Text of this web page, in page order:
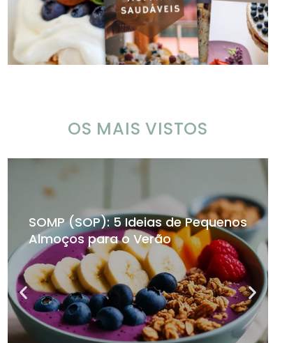
OS MAIS VISTOS
SOMP (SOP): 5 Ideias de Pequenos
Almoços para o Verão